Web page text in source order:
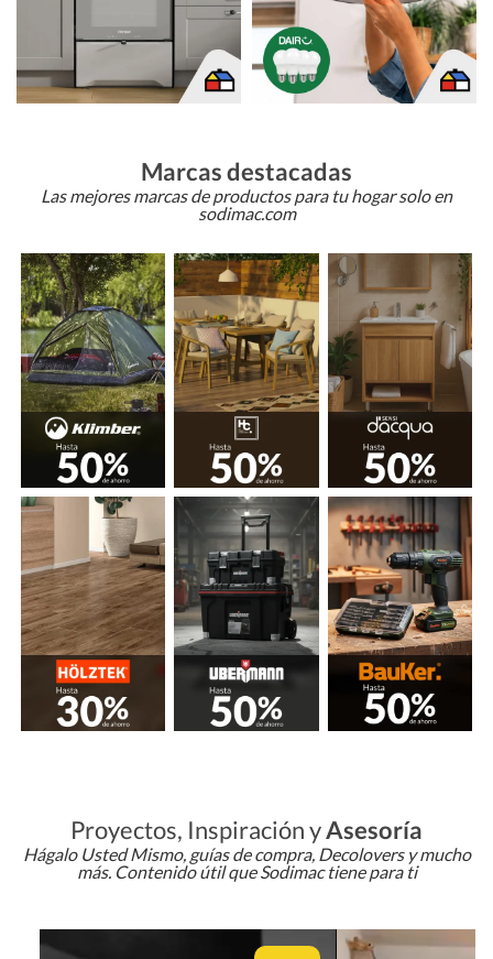
Marcas destacadas
Las mejores marcas de productos para tu hogar solo en
sodimac.com
Proyectos, Inspiración yAsesoría
Hágalo Usted Mismo, guías de compra, Decolovers y mucho
más. Contenido útil que Sodimac tiene para ti